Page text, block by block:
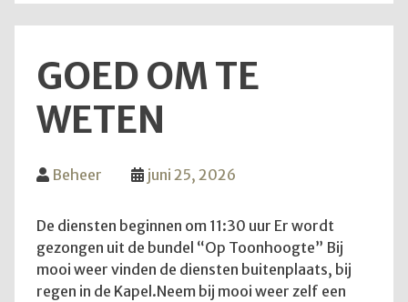
GOED OM TE
WETEN
Beheer juni 25, 2026
De diensten beginnen om 11:30 uur Er wordt
gezongen uit de bundel “Op Toonhoogte” Bij
mooi weer vinden de diensten buitenplaats, bij
regen in de Kapel.Neem bij mooi weer zelf een